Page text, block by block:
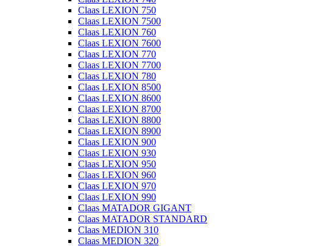
Claas LEXION 750
Claas LEXION 7500
Claas LEXION 760
Claas LEXION 7600
Claas LEXION 770
Claas LEXION 7700
Claas LEXION 780
Claas LEXION 8500
Claas LEXION 8600
Claas LEXION 8700
Claas LEXION 8800
Claas LEXION 8900
Claas LEXION 900
Claas LEXION 930
Claas LEXION 950
Claas LEXION 960
Claas LEXION 970
Claas LEXION 990
Claas MATADOR GIGANT
Claas MATADOR STANDARD
Claas MEDION 310
Claas MEDION 320